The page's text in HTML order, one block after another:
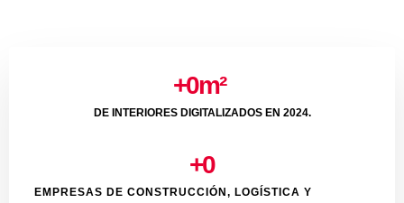
DE INTERIORES DIGITALIZADOS EN 2024.
+0m²
EMPRESAS DE CONSTRUCCIÓN, LOGÍSTICA Y
+0